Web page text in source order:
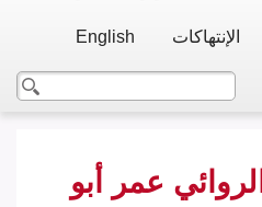
الإنتهاكات English
عمر أبو